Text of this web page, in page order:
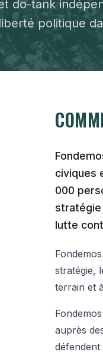
do-tank
politique
civiques
000
stratégie
lutte
stratégie,
terrain et
auprès